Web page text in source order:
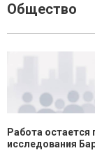
Общество
Работа остается
исследования